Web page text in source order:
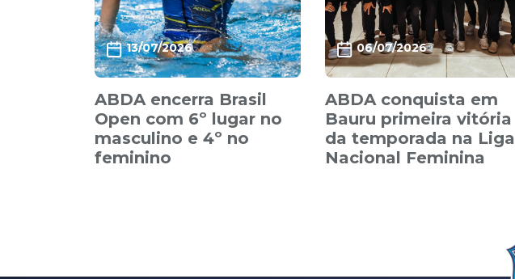
13/07/2026
ABDA encerra Brasil
Open com 6º lugar no
masculino e 4º no
feminino
06/07/2026
ABDA conquista em
Bauru primeira vitória
da temporada na Liga
Nacional Feminina